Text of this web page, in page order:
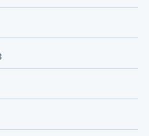
жен крем M
275.70 грн.
жен
№16 278.64 грн.